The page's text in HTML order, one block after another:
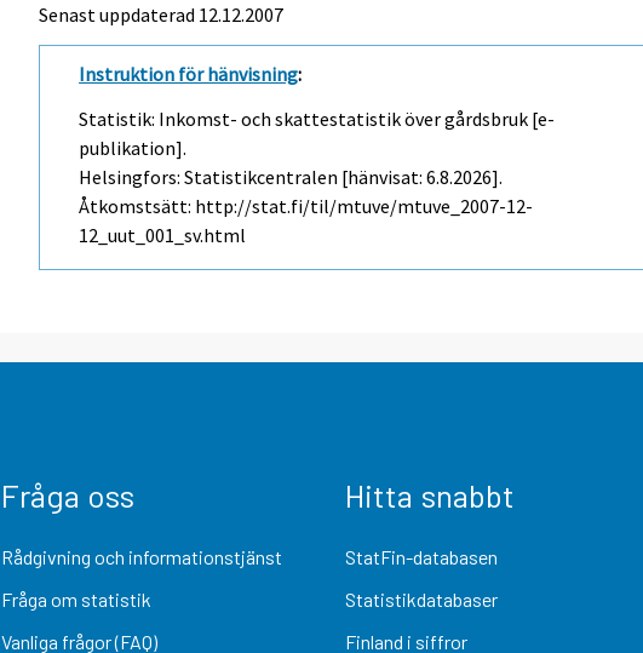
Senast uppdaterad 12.12.2007
Instruktion för hänvisning:
Statistik: Inkomst- och skattestatistik över gårdsbruk [e-
publikation].
Helsingfors: Statistikcentralen [hänvisat: 6.8.2026].
Åtkomstsätt: http://stat.fi/til/mtuve/mtuve_2007-12-
12_uut_001_sv.html
Fråga oss
Rådgivning och informationstjänst
Fråga om statistik
Vanliga frågor (FAQ)
Hitta snabbt
StatFin-databasen
Statistikdatabaser
Finland i siffror